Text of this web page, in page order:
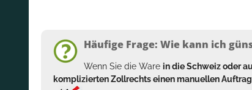
Häufige Frage: Wie kann ich
Wenn Sie die Ware in die Schweiz oder
komplizierten Zollrechts einen manuellen Auftrag